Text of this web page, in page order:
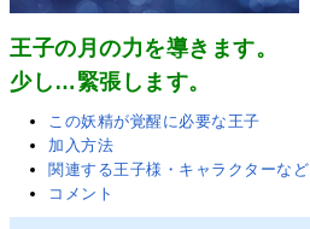
王子の月の力を導きます。
少し…緊張します。
この妖精が覚醒に必要な王子
加入方法
関連する王子様・キャラクターなど
コメント